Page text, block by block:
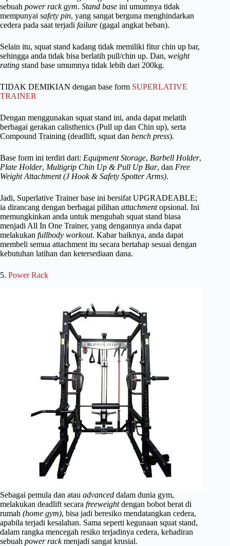
sebuah power rack gym. Stand base ini umumnya tidak
mempunyai safety pin, yang sangat berguna menghindarkan
cedera pada saat terjadi failure (gagal angkat beban).
Selain itu, squat stand kadang tidak memiliki fitur chin up bar,
sehingga anda tidak bisa berlatih pull/chin up. Dan, weight
rating stand base umumnya tidak lebih dari 200kg.
TIDAK DEMIKIAN dengan base form SUPERLATIVE
TRAINER
Dengan menggunakan squat stand ini, anda dapat melatih
berbagai gerakan calisthenics (Pull up dan Chin up), serta
Compound Training (deadlift, squat dan bench press).
Base form ini terdiri dari: Equipment Storage, Barbell Holder,
Plate Holder, Multigrip Chin Up & Pull Up Bar, dan Free
Weight Attachment (J Hook & Safety Spotter Arms).
Jadi, Superlative Trainer base ini bersifat UPGRADEABLE;
ia dirancang dengan berbagai pilihan attachmentopsional. Ini
memungkinkan anda untuk mengubah squat stand biasa
menjadi All In One Trainer, yang dengannya anda dapat
melakukan fullbody workout. Kabar baiknya, anda dapat
membeli semua attachment itu secara bertahap sesuai dengan
kebutuhan latihan dan ketersediaan dana.
5. Power Rack
Sebagai pemula dan atau advanced dalam dunia gym,
melakukan deadlift secara freeweightdengan bobot berat di
rumah (home gym), bisa jadi beresiko mendatangkan cedera,
apabila terjadi kesalahan. Sama seperti kegunaan squat stand,
dalam rangka mencegah resiko terjadinya cedera, kehadiran
sebuah power rackmenjadi sangat krusial.